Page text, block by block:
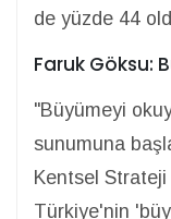
de yüzde 44
Faruk Göksu:
"Büyümeyi
sunumuna
Kentsel Strateji
Türkiye'nin